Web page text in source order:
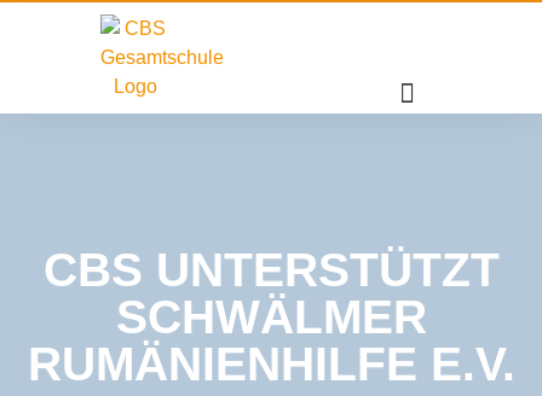
CBS UNTERSTÜTZT
SCHWÄLMER
RUMÄNIENHILFE E.V.